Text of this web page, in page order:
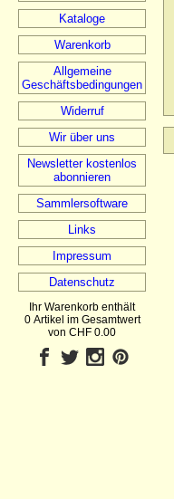
Kataloge
Warenkorb
Allgemeine
Geschäftsbedingungen
Widerruf
Wir über uns
Newsletter kostenlos
abonnieren
Sammlersoftware
Links
Impressum
Datenschutz
Ihr Warenkorb enthält
0 Artikel im Gesamtwert
von CHF 0.00